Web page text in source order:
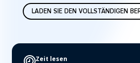
LADEN SIE DEN VOLLSTÄNDIGEN
Zeit lesen